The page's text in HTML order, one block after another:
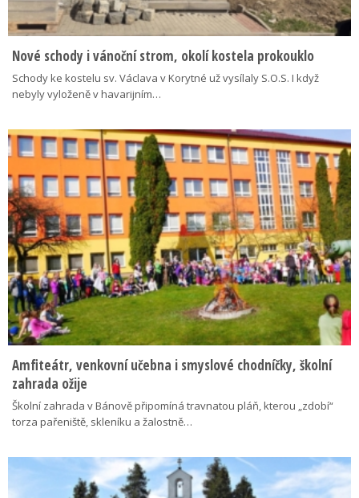
Nové schody i vánoční strom, okolí kostela prokouklo
Schody ke kostelu sv. Václava v Korytné už vysílaly S.O.S. I když
nebyly vyloženě v havarijním…
Amfiteátr, venkovní učebna i smyslové chodníčky, školní
zahrada ožije
Školní zahrada v Bánově připomíná travnatou pláň, kterou „zdobí“
torza pařeniště, skleníku a žalostně…